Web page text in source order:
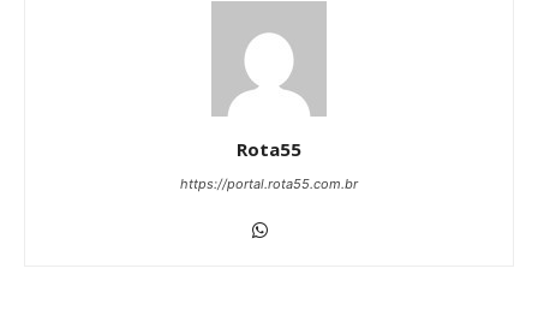
Rota55
https://portal.rota55.com.br